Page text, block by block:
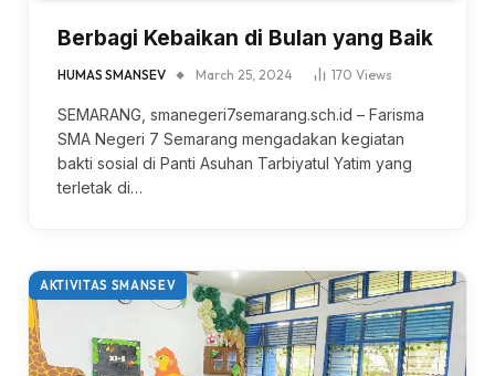
Berbagi Kebaikan di Bulan yang Baik
HUMAS SMANSEV March 25, 2024 170 Views
SEMARANG, smanegeri7semarang.sch.id – Farisma
SMA Negeri 7 Semarang mengadakan kegiatan
bakti sosial di Panti Asuhan Tarbiyatul Yatim yang
terletak di…
AKTIVITAS SMANSEV